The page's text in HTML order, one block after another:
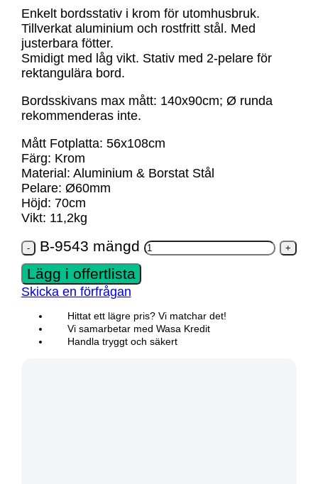
Enkelt bordsstativ i krom för utomhusbruk.
Tillverkat aluminium och rostfritt stål. Med
justerbara fötter.
Smidigt med låg vikt. Stativ med 2-pelare för
rektangulära bord.
Bordsskivans max mått: 140x90cm; Ø runda
rekommenderas inte.
Mått Fotplatta: 56x108cm
Färg: Krom
Material: Aluminium & Borstat Stål
Pelare: Ø60mm
Höjd: 70cm
Vikt: 11,2kg
B-9543 mängd
Lägg i offertlista
Skicka en förfrågan
Hittat ett lägre pris? Vi matchar det!
Vi samarbetar med Wasa Kredit
Handla tryggt och säkert